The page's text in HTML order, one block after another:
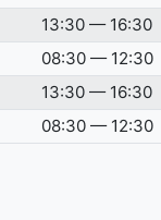
13:30 — 16:30
08:30 — 12:30
13:30 — 16:30
08:30 — 12:30